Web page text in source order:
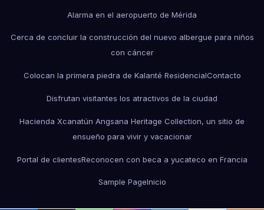
Alarma en el aeropuerto de Mérida
Cerca de concluir la construcción del nuevo albergue para niños
con cáncer
Colocan la primera piedra de Kalanté ResidencialContacto
Disfrutan visitantes los atractivos de la ciudad
Hacienda Xcanatún Angsana Heritage Collection, un sitio de
ensueño para vivir y vacacionar
Portal de clientesReconocen con beca a yucateco en Francia
Sample PageInicio